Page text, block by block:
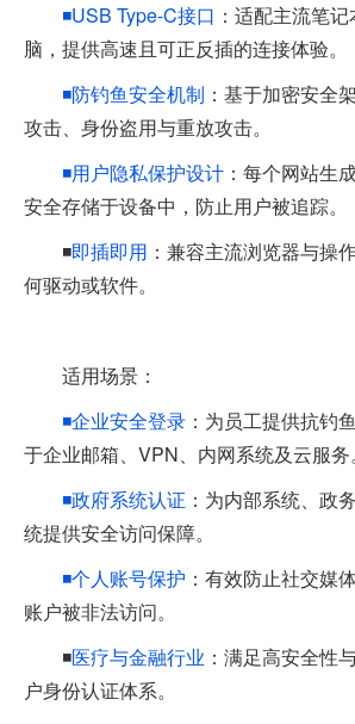
◾USB Type-C接口 ：适配主流笔
脑，提供高速且可正反插的连接体验。
◾防钓鱼安全机制 ：基于加密安全
攻击、身份盗用与重放攻击。
◾用户隐私保护设计 ：每个网站生
安全存储于设备中，防止用户被追踪。
◾即插即用 ：兼容主流浏览器与操
何驱动或软件。
适用场景：
◾企业安全登录 ：为员工提供抗钓
于企业邮箱、VPN、内网系统及云服务。
◾政府系统认证 ：为内部系统、政
统提供安全访问保障。
◾个人账号保护 ：有效防止社交媒
账户被非法访问。
◾医疗与金融行业 ：满足高安全性
户身份认证体系。